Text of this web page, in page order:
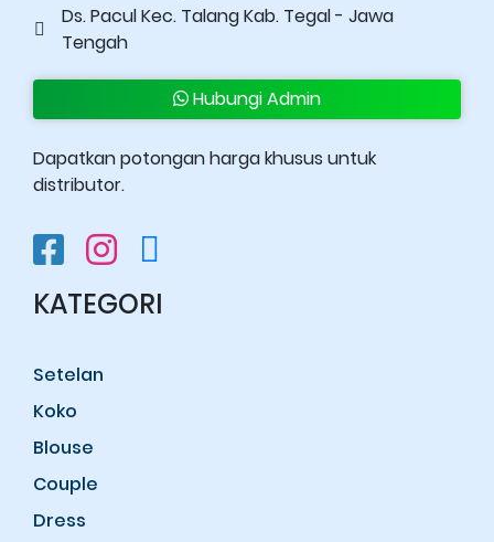
Ds. Pacul Kec. Talang Kab. Tegal - Jawa
Tengah
Hubungi Admin
Dapatkan potongan harga khusus untuk
distributor.
KATEGORI
Setelan
Koko
Blouse
Couple
Dress